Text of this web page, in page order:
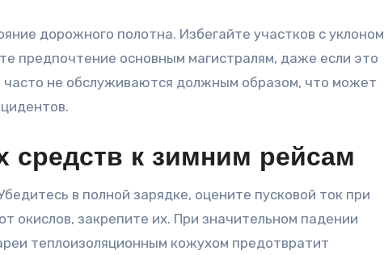
дорожного полотна. Избегайте участков с уклоном
предпочтение основным магистралям, даже если это
не обслуживаются должным образом, что может
средств к зимним рейсам
в полной зарядке, оцените пусковой ток при
окислов, закрепите их. При значительном падении
теплоизоляционным кожухом предотвратит